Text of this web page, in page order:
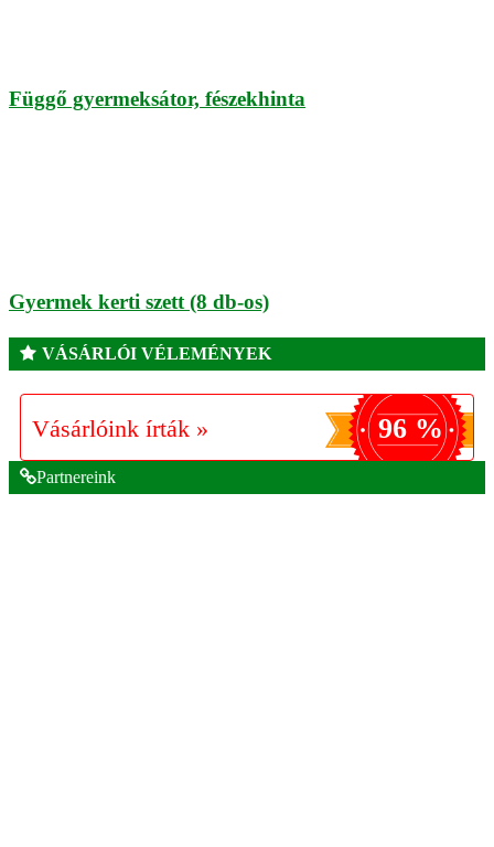
Függő gyermeksátor, fészekhinta
Gyermek kerti szett (8 db-os)
VÁSÁRLÓI VÉLEMÉNYEK
Vásárlóink írták » 96 %
Partnereink